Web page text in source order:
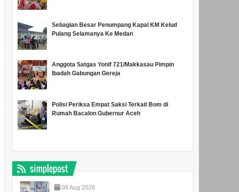
Sebagian Besar Penumpang Kapal KM Kelud
Pulang Selamanya Ke Medan
Anggota Satgas Yonif 721/Makkasau Pimpin
Ibadah Gabungan Gereja
Polisi Periksa Empat Saksi Terkait Bom di
Rumah Bacalon Gubernur Aceh
simplepost
08 Aug 2026